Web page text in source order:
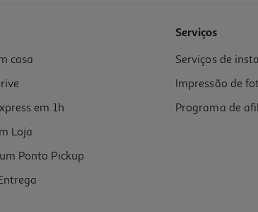
casa
em 1h
Loja
Ponto Pickup
Serviços
Serviços de
Impressão de
Programa de